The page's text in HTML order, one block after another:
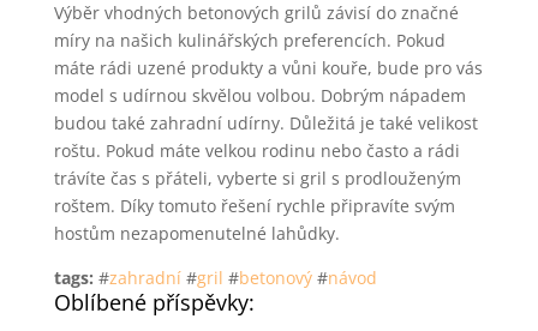
Výběr vhodných betonových grilů závisí do značné
míry na našich kulinářských preferencích. Pokud
máte rádi uzené produkty a vůni kouře, bude pro vás
model s udírnou skvělou volbou. Dobrým nápadem
budou také zahradní udírny. Důležitá je také velikost
roštu. Pokud máte velkou rodinu nebo často a rádi
trávíte čas s přáteli, vyberte si gril s prodlouženým
roštem. Díky tomuto řešení rychle připravíte svým
hostům nezapomenutelné lahůdky.
tags: #zahradní#gril #betonový#návod
Oblíbené příspěvky: